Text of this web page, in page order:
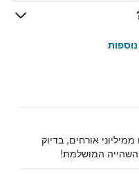
אורחים, בדיוק
השהייה המושלמת!